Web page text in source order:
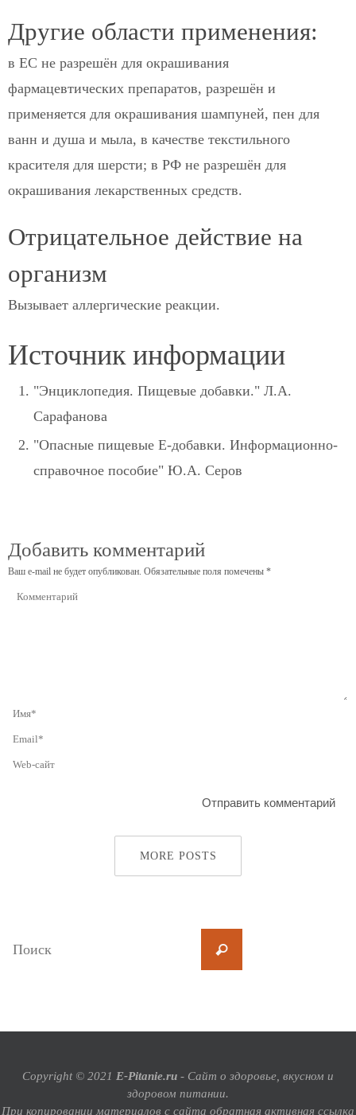
Другие области применения:
в ЕС не разрешён для окрашивания
фармацевтических препаратов, разрешён и
применяется для окрашивания шампуней, пен для
ванн и душа и мыла, в качестве текстильного
красителя для шерсти; в РФ не разрешён для
окрашивания лекарственных средств.
Отрицательное действие на
организм
Вызывает аллергические реакции.
Источник информации
"Энциклопедия. Пищевые добавки." Л.А.
Сарафанова
"Опасные пищевые Е-добавки. Информационно-
справочное пособие" Ю.А. Серов
Добавить комментарий
Ваш e-mail не будет опубликован. Обязательные поля помечены *
MORE POSTS
Copyright © 2021 E-Pitanie.ru - Сайт о здоровье, вкусном и
здоровом питании.
При копировании материалов с сайта обратная активная ссылка